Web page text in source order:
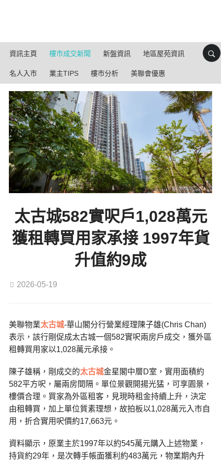
資訊主頁 樓市成交新聞 新盤資訊 地區屋苑資訊
名人入市 業主TIPS 樓市分析 美聯會優惠
太古城582實呎戶1,028萬元
獲租轉買用家承接 1997年貨
升值約9成
2026-05-19
美聯物業太古城-華山閣分行營業經理陳子雄(Chris Chan)
表示，該行剛促成太古城一個582實呎兩房戶成交，獲外區
租轉買用家以1,028萬元承接。
陳子雄稱，剛成交的太古城金星閣中層D室，實用面積約
582平方呎，屬兩房間隔。單位景觀開揚光猛，可享園景，
樓價合理。買家為外區租客，見現時租金持續上升，決定
由租轉買，加上單位質素理想，故拍板以1,028萬元入市自
用，折合實用呎價約17,663元。
資料顯示，原業主於1997年以約545萬元購入上述物業，
持貨約29年，是次轉手帳面獲利約483萬元，物業期內升